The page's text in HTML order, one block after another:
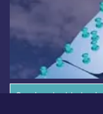
Overige dagbladen